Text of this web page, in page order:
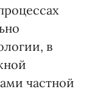
в
частной